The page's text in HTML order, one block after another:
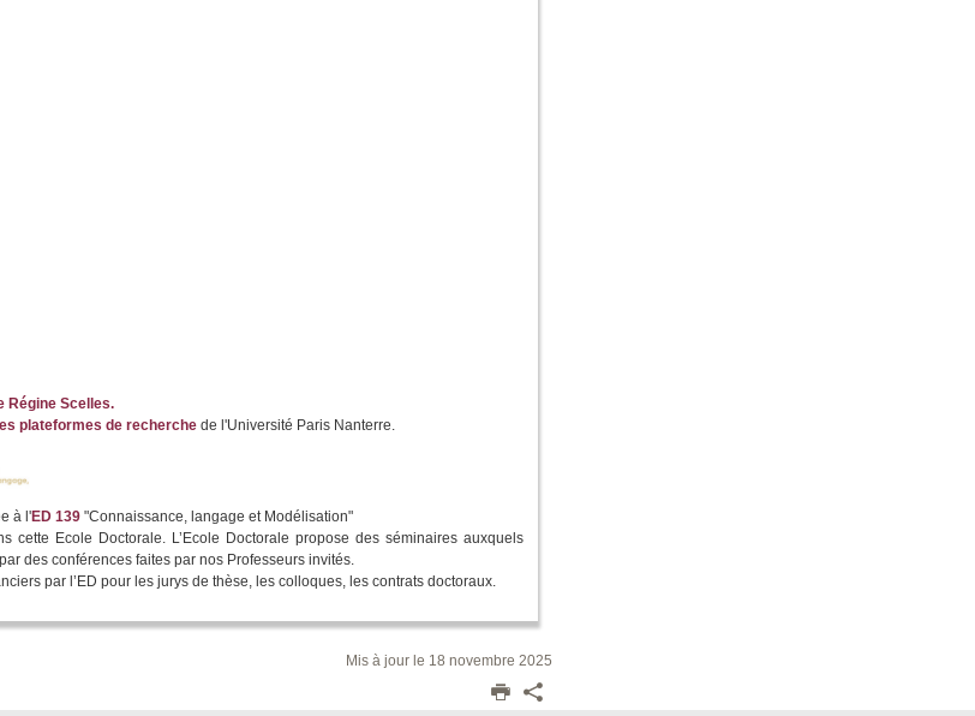
Régine Scelles.
plateformes de recherche de l'Université Paris Nanterre.
à l'ED 139 "Connaissance, langage et Modélisation"
cette Ecole Doctorale. L’Ecole Doctorale propose des séminaires auxquels
des conférences faites par nos Professeurs invités.
par l’ED pour les jurys de thèse, les colloques, les contrats doctoraux.
Mis à jour le 18 novembre 2025